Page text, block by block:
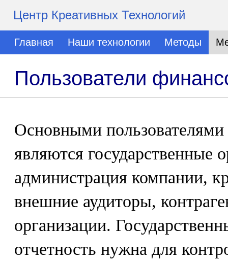
Центр Креативных Технологий
Главная Наши технологии Методы
Пользователи
Основными
являются государственные
администрация компании,
внешние аудиторы,
организации.
отчетность нужна для